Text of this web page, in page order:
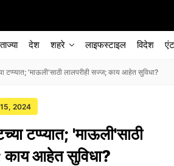
ताज्या देश शहरे लाइफस्टाइल विदेश
टप्प्यात; 'माऊली'साठी लालपरीही सज्ज; काय आहेत सुविधा?
2024
टप्प्यात; 'माऊली'साठी
काय आहेत सुविधा?